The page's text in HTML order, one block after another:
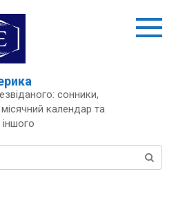
сонники,
календар та